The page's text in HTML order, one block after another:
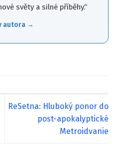
světy a silné příběhy.“
autora →
ReSetna: Hluboký ponor do
post-apokalyptické
Metroidvanie